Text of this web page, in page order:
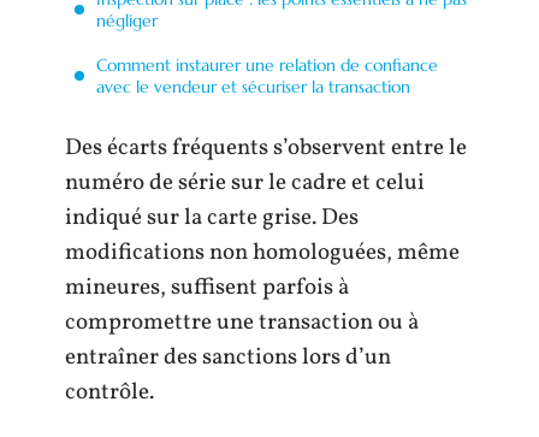
négliger
Comment instaurer une relation de confiance
avec le vendeur et sécuriser la transaction
Des écarts fréquents s’observent entre le
numéro de série sur le cadre et celui
indiqué sur la carte grise. Des
modifications non homologuées, même
mineures, suffisent parfois à
compromettre une transaction ou à
entraîner des sanctions lors d’un
contrôle.